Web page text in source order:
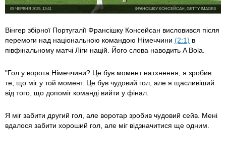
ФРАНСІШКУ КОНСЕЙСАН, GETTY IMAGES
05 ЧЕРВНЯ 2025, 13:41
Вінгер збірної Португалії Франсішку Консейсан висловився після
перемоги над національною командою Німеччини (2:1) в
півфінальному матчі Ліги націй. Його слова наводить A Bola.
"Гол у ворота Німеччини? Це був момент натхнення, я зробив
те, що міг у той момент. Це був чудовий гол, але я щасливіший
від того, що допоміг команді вийти у фінал.
Я міг забити другий гол, але воротар зробив чудовий сейв. Мені
вдалося забити хороший гол, але міг відзначитися ще одним.